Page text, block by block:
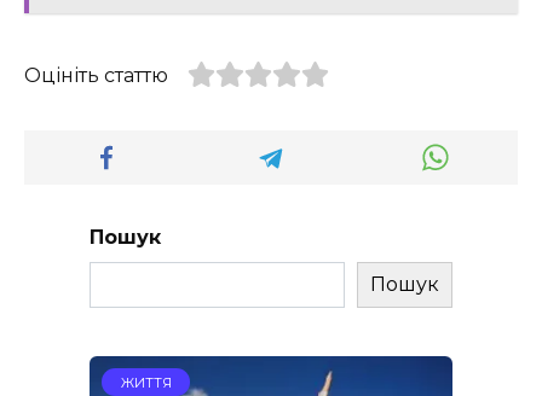
Оцініть статтю
Пошук
Пошук
ЖИТТЯ